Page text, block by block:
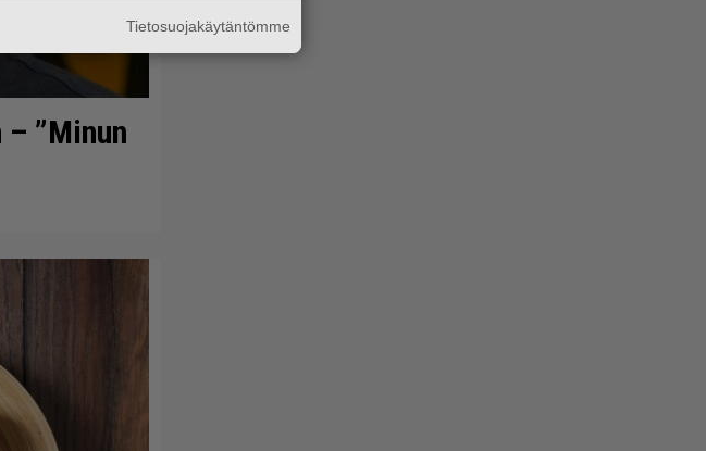
”Minun
Tietosuojakäytäntömme